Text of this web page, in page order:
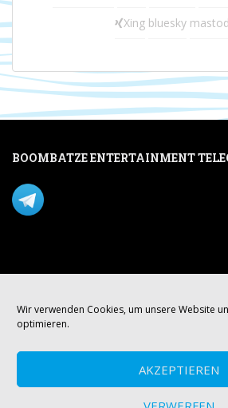
Wir verwenden Cookies, um unsere Website
optimieren.
AKZEPTIEREN
Xing bluesky
BOOMBATZE ENTERTAINMENT